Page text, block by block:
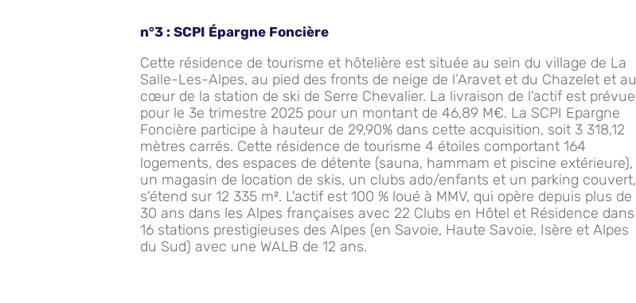
n°3 : SCPI Épargne Foncière
Cette résidence de tourisme et hôtelière est située au sein du village de La
Salle-Les-Alpes, au pied des fronts de neige de l’Aravet et du Chazelet et au
cœur de la station de ski de Serre Chevalier. La livraison de l'actif est prévue
pour le 3e trimestre 2025 pour un montant de 46,89 M€. La SCPI Epargne
Foncière participe à hauteur de 29,90% dans cette acquisition, soit 3 318,12
mètres carrés. Cette résidence de tourisme 4 étoiles comportant 164
logements, des espaces de détente (sauna, hammam et piscine extérieure),
un magasin de location de skis, un clubs ado/enfants et un parking couvert,
s'étend sur 12 335 m². L'actif est 100 % loué à MMV, qui opère depuis plus de
30 ans dans les Alpes françaises avec 22 Clubs en Hôtel et Résidence dans
16 stations prestigieuses des Alpes (en Savoie, Haute Savoie, Isère et Alpes
du Sud) avec une WALB de 12 ans.